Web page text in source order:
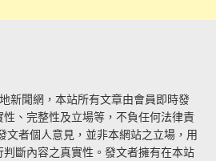
新聞網，本站所有文章由會員即時發
、完整性及立場等，不負任何法律責
文者個人意見，並非本網站之立場，用
斷內容之真實性。發文者擁有在本站